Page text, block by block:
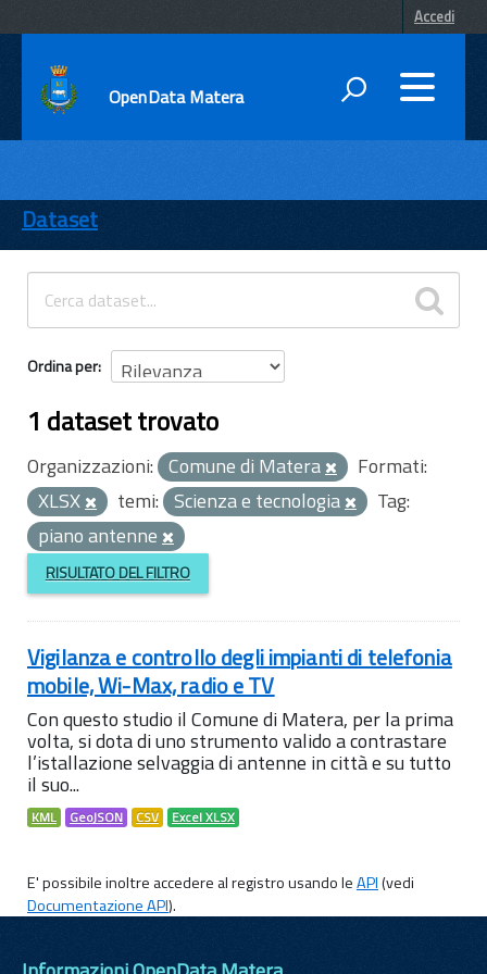
Accedi
OpenData Matera
ENTI
TEMI
INFORMAZIONI
Dataset
Ordina per
1 dataset trovato
Organizzazioni: Comune di Matera
Formati:
XLSX
temi: Scienza e tecnologia
Tag:
piano antenne
RISULTATO DEL FILTRO
Vigilanza e controllo degli impianti di telefonia
mobile, Wi-Max, radio e TV
Con questo studio il Comune di Matera, per la prima
volta, si dota di uno strumento valido a contrastare
l’istallazione selvaggia di antenne in città e su tutto
il suo...
KML GeoJSON CSV Excel XLSX
E' possibile inoltre accedere al registro usando leAPI(vedi
Documentazione API).